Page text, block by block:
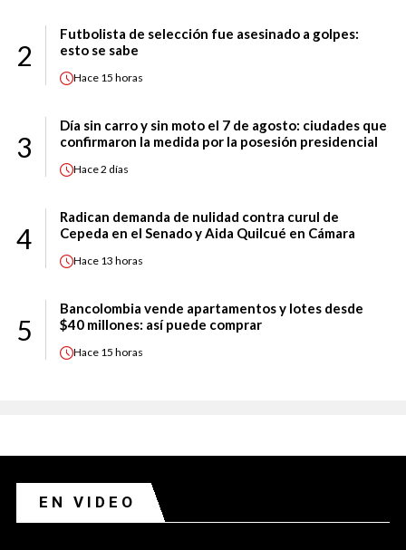
2
Futbolista de selección fue asesinado a golpes:
esto se sabe
Hace 15 horas
3
Día sin carro y sin moto el 7 de agosto: ciudades que
confirmaron la medida por la posesión presidencial
Hace2 días
4
Radican demanda de nulidad contra curul de
Cepeda en el Senado y Aida Quilcué en Cámara
Hace 13 horas
5
Bancolombia vende apartamentos y lotes desde
$40 millones: así puede comprar
Hace 15 horas
EN VIDEO